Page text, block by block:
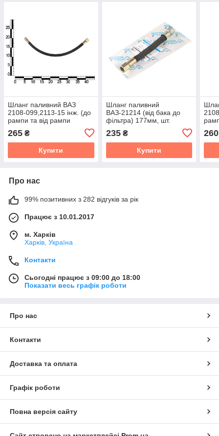
Шланг паливний ВАЗ
2108-099,2113-15 інж. (до
рампи та від рампи
265 ₴
Купити
Шланг паливний
ВАЗ-21214 (від бака до
фільтра) 177мм, шт.
235₴
Купити
260
Про нас
99% позитивних з 282 відгуків за рік
Працює з 10.01.2017
м. Харків
Харків, Україна
Контакти
Сьогодні працює з 09:00 до 18:00
Показати весь графік роботи
Про нас
Контакти
Доставка та оплата
Графік роботи
Повна версія сайту